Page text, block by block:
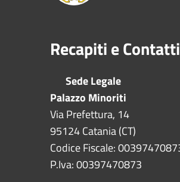
Recapiti e Contatti
Sede Legale
Palazzo Minoriti
Via Prefettura, 14
95124 Catania (CT)
Codice Fiscale:
P.Iva: 00397470873